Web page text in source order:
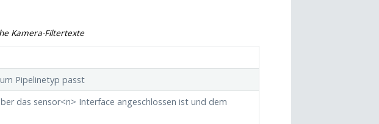
Kamera-Filtertexte
Pipelinetyp passt
das sensor<n> Interface angeschlossen ist und dem